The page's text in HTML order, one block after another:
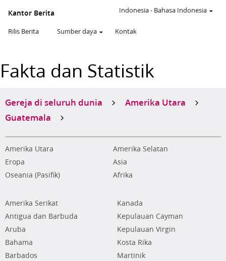
Kantor Berita
Rilis Berita Sumber daya Kontak
Indonesia- Bahasa Indonesia
Fakta dan Statistik
Gereja di seluruh dunia
Amerika Utara
Guatemala
Amerika Utara
Amerika Selatan
Eropa
Asia
Oseania (Pasifik)
Afrika
Amerika Serikat
Antigua dan Barbuda
Aruba
Bahama
Barbados
Kanada
Kepulauan Cayman
Kepulauan Virgin
Kosta Rika
Martinik